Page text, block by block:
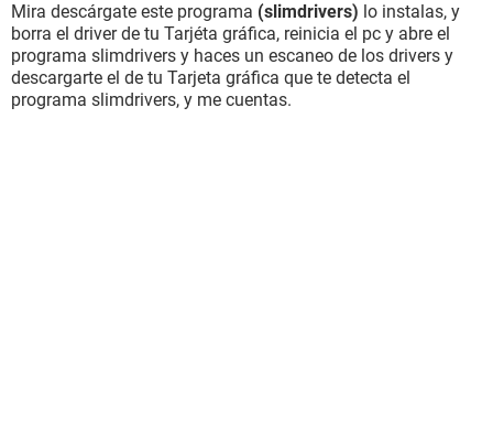
Mira descárgate este programa (slimdrivers) lo instalas, y
borra el driver de tu Tarjéta gráfica, reinicia el pc y abre el
programa slimdrivers y haces un escaneo de los drivers y
descargarte el de tu Tarjeta gráfica que te detecta el
programa slimdrivers, y me cuentas.